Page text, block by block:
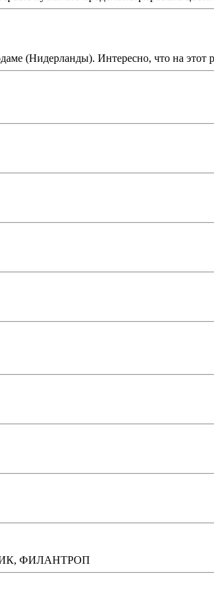
(Нидерланды). Интересно, что на этот
ФИЛАНТРОП